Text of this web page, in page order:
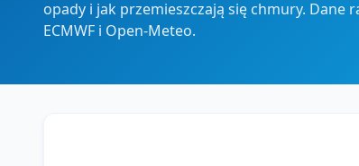
opady i jak przemieszczają się chmury.
ECMWF i Open-Meteo.